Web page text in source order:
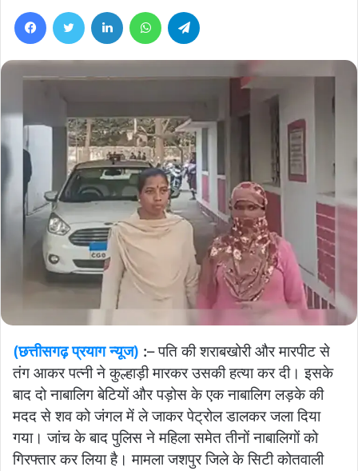
(छत्तीसगढ़ प्रयाग न्यूज) :– पति की शराबखोरी और मारपीट से
तंग आकर पत्नी ने कुल्हाड़ी मारकर उसकी हत्या कर दी। इसके
बाद दो नाबालिग बेटियों और पड़ोस के एक नाबालिग लड़के की
मदद से शव को जंगल में ले जाकर पेट्रोल डालकर जला दिया
गया। जांच के बाद पुलिस ने महिला समेत तीनों नाबालिगों को
गिरफ्तार कर लिया है। मामला जशपुर जिले के सिटी कोतवाली